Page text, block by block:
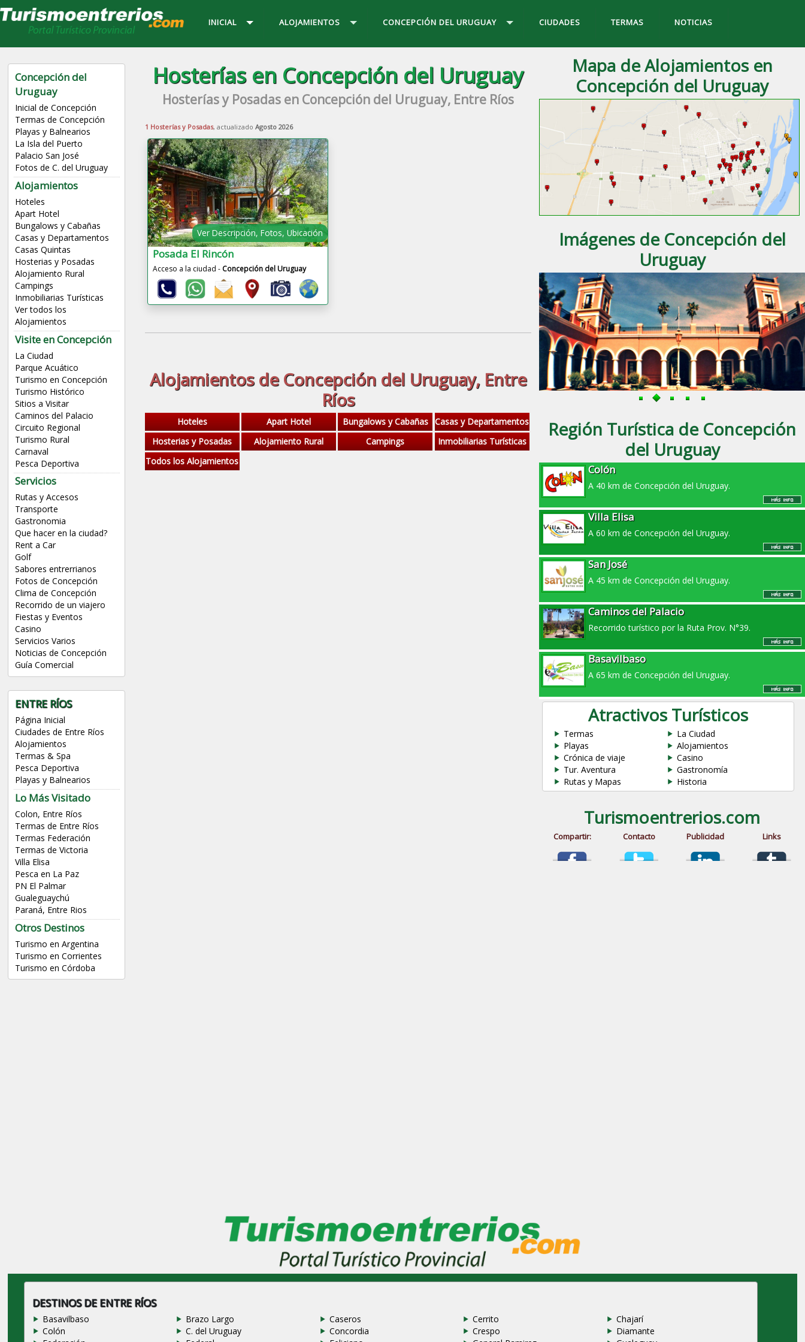
INICIAL ALOJAMIENTOS CONCEPCIÓN DEL URUGUAY CIUDADES TERMAS NOTICIAS
Concepción del
Uruguay
Inicial de Concepción
Termas de Concepción
Playas y Balnearios
La Isla del Puerto
Palacio San José
Fotos de C. del Uruguay
Alojamientos
Hoteles
Apart Hotel
Bungalows y Cabañas
Casas y Departamentos
Casas Quintas
Hosterias y Posadas
Alojamiento Rural
Campings
Inmobiliarias Turísticas
Ver todos los
Alojamientos
Visite en Concepción
La Ciudad
Parque Acuático
Turismo en Concepción
Turismo Histórico
Sitios a Visitar
Caminos del Palacio
Circuito Regional
Turismo Rural
Carnaval
Pesca Deportiva
Servicios
Rutas y Accesos
Transporte
Gastronomia
Que hacer en la ciudad?
Rent a Car
Golf
Sabores entrerrianos
Fotos de Concepción
Clima de Concepción
Recorrido de un viajero
Fiestas y Eventos
Casino
Servicios Varios
Noticias de Concepción
Guía Comercial
ENTRE RÍOS
Página Inicial
Ciudades de Entre Ríos
Alojamientos
Termas & Spa
Pesca Deportiva
Playas y Balnearios
Lo Más Visitado
Colon, Entre Ríos
Termas de Entre Ríos
Termas Federación
Termas de Victoria
Villa Elisa
Pesca en La Paz
PN El Palmar
Gualeguaychú
Paraná, Entre Rios
Otros Destinos
Turismo en Argentina
Turismo en Corrientes
Turismo en Córdoba
Hosterías en Concepción del Uruguay
Hosterías y Posadas en Concepción del Uruguay, Entre Ríos
1 Hosterías y Posadas, actualizado Agosto 2026
Ver Descripción, Fotos, Ubicación
Posada El Rincón
Acceso a la ciudad - Concepción del Uruguay
Alojamientos de Concepción del Uruguay, Entre
Ríos
Hoteles Apart Hotel Bungalows y Cabañas Casas y Departamentos
Hosterias y Posadas
Alojamiento Rural Campings
Inmobiliarias Turísticas
Todos los Alojamientos
Mapa de Alojamientos en
Concepción del Uruguay
Imágenes de Concepción del
Uruguay
Región Turística de Concepción
del Uruguay
Colón
A 40 km de Concepción del Uruguay.
Villa Elisa
A 60 km de Concepción del Uruguay.
San José
A 45 km de Concepción del Uruguay.
Caminos del Palacio
Recorrido turístico por la Ruta Prov. N°39.
Basavilbaso
A 65 km de Concepción del Uruguay.
Atractivos Turísticos
Termas
La Ciudad
Playas
Alojamientos
Crónica de viaje
Casino
Tur. Aventura
Gastronomía
Rutas y Mapas
Historia
Turismoentrerios.com
Compartir: Contacto Publicidad Links
DESTINOS DE ENTRE RÍOS
Basavilbaso Brazo Largo Caseros Cerrito
Chajarí
Colón
C. del Uruguay Concordia Crespo
Diamante